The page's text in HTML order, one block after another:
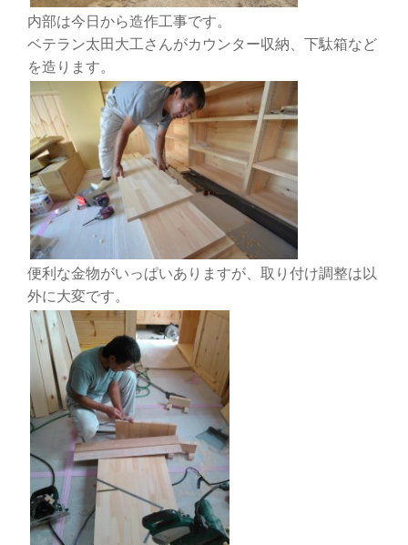
内部は今日から造作工事です。
ベテラン太田大工さんがカウンター収納、下駄箱など
を造ります。
便利な金物がいっぱいありますが、取り付け調整は以
外に大変です。